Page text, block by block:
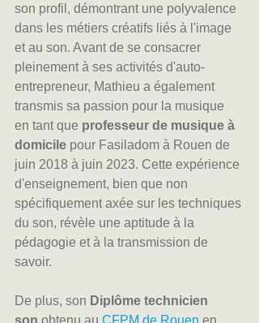
son profil, démontrant une polyvalence
dans les métiers créatifs liés à l'image
et au son. Avant de se consacrer
pleinement à ses activités d'auto-
entrepreneur, Mathieu a également
transmis sa passion pour la musique
en tant que professeur de musique à
domicile pour Fasiladom à Rouen de
juin 2018 à juin 2023. Cette expérience
d'enseignement, bien que non
spécifiquement axée sur les techniques
du son, révèle une aptitude à la
pédagogie et à la transmission de
savoir.
De plus, son Diplôme technicien
son obtenu au CFPM de Rouen en